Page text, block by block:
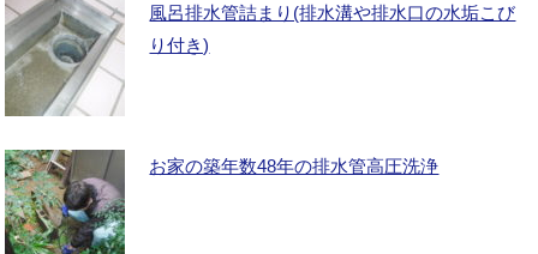
風呂排水管詰まり(排水溝や排水口の水垢こび
り付き)
お家の築年数48年の排水管高圧洗浄